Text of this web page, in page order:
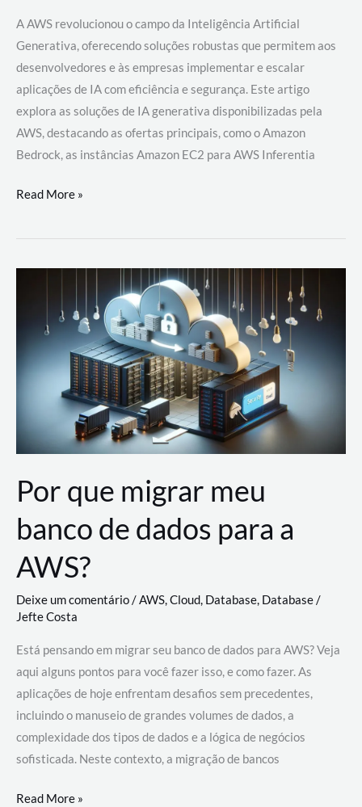
A AWS revolucionou o campo da Inteligência Artificial
Generativa, oferecendo soluções robustas que permitem aos
desenvolvedores e às empresas implementar e escalar
aplicações de IA com eficiência e segurança. Este artigo
explora as soluções de IA generativa disponibilizadas pela
AWS, destacando as ofertas principais, como o Amazon
Bedrock, as instâncias Amazon EC2 para AWS Inferentia
Utilizando
Soluções
AWS
Read More »
Por que migrar meu
banco de dados para a
AWS?
Deixe um comentário/AWS,Cloud, Database, Database/
Jefte Costa
Está pensando em migrar seu banco de dados para AWS? Veja
aqui alguns pontos para você fazer isso, e como fazer. As
aplicações de hoje enfrentam desafios sem precedentes,
incluindo o manuseio de grandes volumes de dados, a
complexidade dos tipos de dados e a lógica de negócios
sofisticada. Neste contexto, a migração de bancos
Por
Read More »